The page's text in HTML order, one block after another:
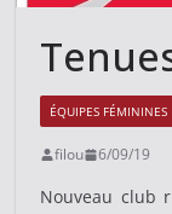
ÉQUIPES FÉMININES
filou 6/09/19
Nouveau club